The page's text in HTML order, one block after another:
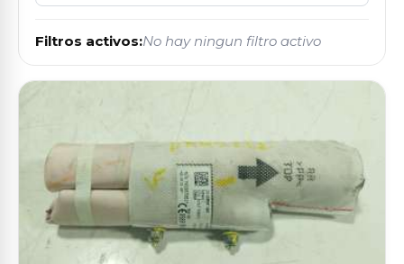
Filtros activos:No hay ningun filtro activo